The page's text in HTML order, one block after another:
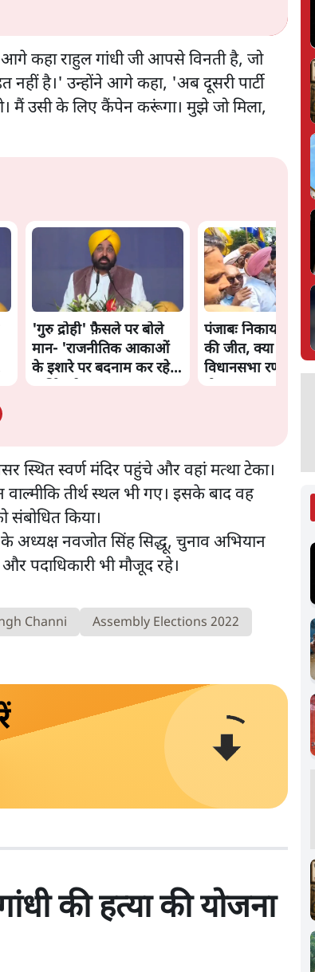
आगे कहा राहुल गांधी जी आपसे विनती है, जो
नहीं है।' उन्होंने आगे कहा, 'अब दूसरी पार्टी
मैं उसी के लिए कैंपेन करूंगा। मुझे जो मिला,
'गुरु द्रोही' फ़ैसले पर बोले
मान- 'राजनीतिक आकाओं
के इशारे पर बदनाम कर रहे
पंजाबः निकाय
की जीत, क्या 2027
विधानसभा रण
स्थित स्वर्ण मंदिर पहुंचे और वहां मत्था टेका।
वाल्मीकि तीर्थ स्थल भी गए। इसके बाद वह
किया।
के अध्यक्ष नवजोत सिंह सिद्धू, चुनाव अभियान
पदाधिकारी भी मौजूद रहे।
Channi
Assembly Elections 2022
की हत्या की योजना